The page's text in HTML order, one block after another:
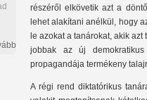
részéről elkövetik azt a
lehet alakítani anélkül, hogy
le azokat a tanárokat, akik
jobbak az új
propagandája termékeny
A régi rend diktatórikus